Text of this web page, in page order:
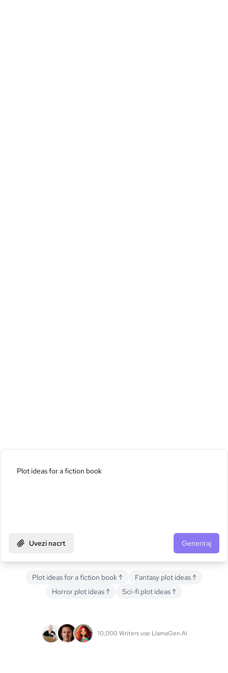
Uvezi nacrt Generiraj
Plot ideas for a fiction book↑ Fantasy plot ideas↑
Horror plot ideas↑ Sci-fi plot ideas↑
10,000 Writers use LlamaGen.Ai